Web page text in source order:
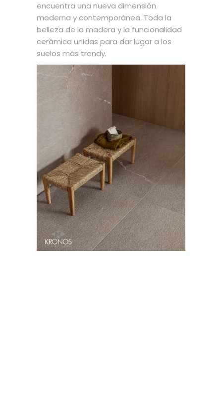
encuentra una nueva dimensión
moderna y contemporánea. Toda la
belleza de la madera y la funcionalidad
cerámica unidas para dar lugar a los
suelos más trendy.